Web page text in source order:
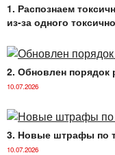
1. Распознаем
из-за одного
2. Обновлен порядок
10.07.2026
3. Новые штрафы по
10.07.2026